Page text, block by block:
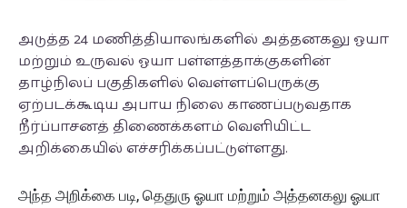
அடுத்த 24 மணித்தியாலங்களில் அத்தனகலு ஓயா
மற்றும் உருவல் ஓயா பள்ளத்தாக்குகளின்
தாழ்நிலப் பகுதிகளில் வெள்ளப்பெருக்கு
ஏற்படக்கூடிய அபாய நிலை காணப்படுவதாக
நீர்ப்பாசனத் திணைக்களம் வெளியிட்ட
அறிக்கையில் எச்சரிக்கப்பட்டுள்ளது.
அந்த அறிக்கை படி, தெதுரு ஓயா மற்றும் அத்தனகலு ஓயா